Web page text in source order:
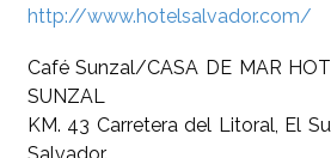
http://www.hotelsalvador.com/
Café Sunzal/CASA DE MAR
SUNZAL
KM. 43 Carretera del Litoral, El